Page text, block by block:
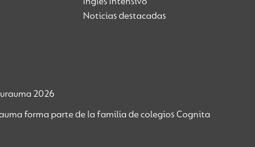
Inglés Intensivo
Noticias destacadas
2026
forma parte de la familia de colegios Cognita